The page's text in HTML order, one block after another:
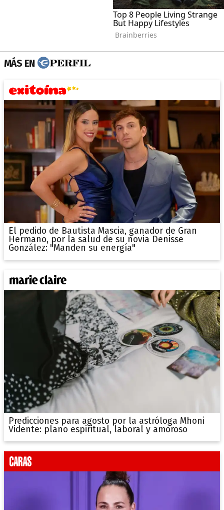
MÁS EN
El pedido de Bautista Mascia, ganador de Gran
Hermano, por la salud de su novia Denisse
González: "Manden su energía"
Predicciones para agosto por la astróloga Mhoni
Vidente: plano espiritual, laboral y amoroso